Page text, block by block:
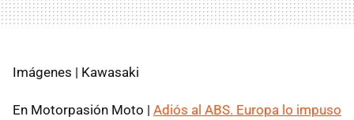
Imágenes | Kawasaki
En Motorpasión Moto | Adiós al ABS. Europa lo impuso